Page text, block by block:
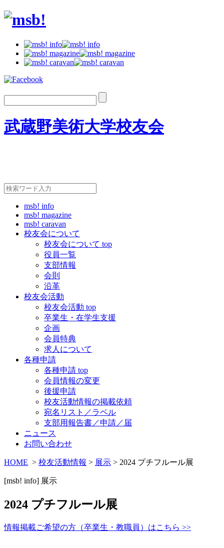
武蔵野美術大学校友会
msb! info
msb! magazine
msb! caravan
校友会について
校友会について top
役員一覧
支部情報
会則
沿革
校友会活動
校友会活動 top
卒業生・在学生支援
企画
会員特典
求人について
各種申請
各種申請 top
会員情報の変更
後援申請
校友活動情報の掲載依頼
宛名リスト／ラベル
支部用報告書／申請／届
ニュース
お問い合わせ
HOME > 校友活動情報 > 展示 > 2024 プチフルール展
[msb! info] 展示
2024 プチフルール展
情報掲載ご希望の方（卒業生・教職員）はこちら >>